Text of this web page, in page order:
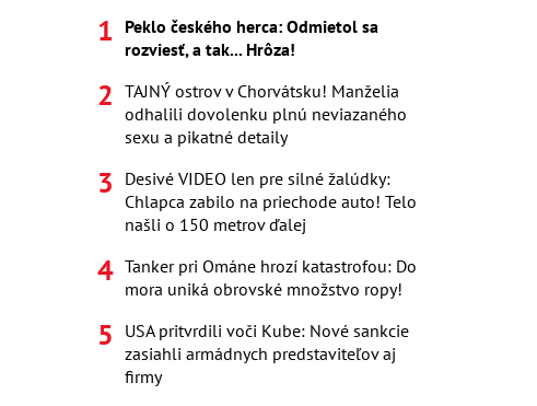
Peklo českého herca: Odmietol sa
rozviesť, a tak... Hrôza!
TAJNÝ ostrov v Chorvátsku! Manželia
odhalili dovolenku plnú neviazaného
sexu a pikatné detaily
Desivé VIDEO len pre silné žalúdky:
Chlapca zabilo na priechode auto! Telo
našli o 150 metrov ďalej
Tanker pri Ománe hrozí katastrofou: Do
mora uniká obrovské množstvo ropy!
USA pritvrdili voči Kube: Nové sankcie
zasiahli armádnych predstaviteľov aj
firmy